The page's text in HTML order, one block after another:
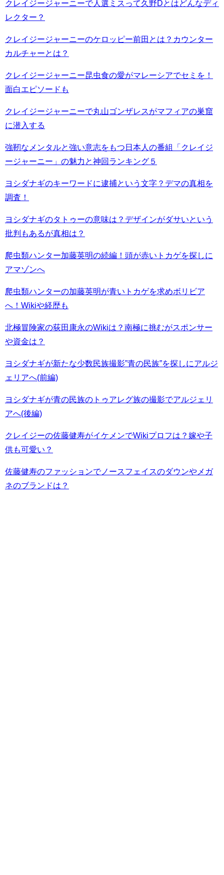
クレイジージャーニーで人選ミスって久野Dとはどんなディ
レクター？
クレイジージャーニーのケロッピー前田とは？カウンター
カルチャーとは？
クレイジージャーニー昆虫食の愛がマレーシアでセミを！
面白エピソードも
クレイジージャーニーで丸山ゴンザレスがマフィアの巣窟
に潜入する
強靭なメンタルと強い意志をもつ日本人の番組「クレイジ
ージャーニー」の魅力と神回ランキング５
ヨシダナギのキーワードに逮捕という文字？デマの真相を
調査！
ヨシダナギのタトゥーの意味は？デザインがダサいという
批判もあるが真相は？
爬虫類ハンター加藤英明の続編！頭が赤いトカゲを探しに
アマゾンへ
爬虫類ハンターの加藤英明が青いトカゲを求めボリビア
へ！Wikiや経歴も
北極冒険家の荻田康永のWikiは？南極に挑むがスポンサー
や資金は？
ヨシダナギが新たな少数民族撮影”青の民族”を探しにアルジ
ェリアへ(前編)
ヨシダナギが青の民族のトゥアレグ族の撮影でアルジェリ
アへ(後編)
クレイジーの佐藤健寿がイケメンでWikiプロフは？嫁や子
供も可愛い？
佐藤健寿のファッションでノースフェイスのダウンやメガ
ネのブランドは？